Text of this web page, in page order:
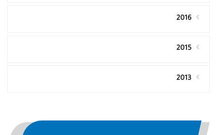
2016
2015
2013